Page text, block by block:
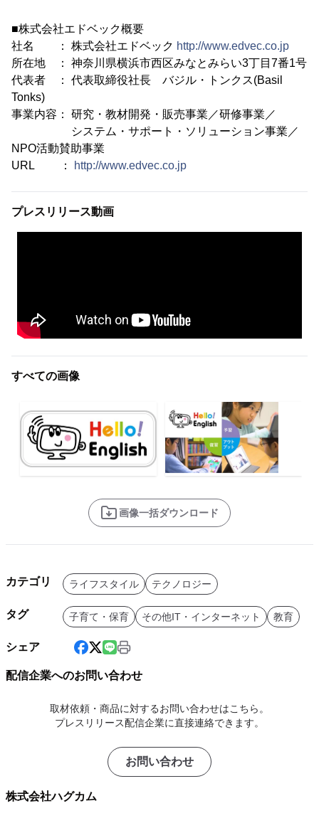
■株式会社エドベック概要
社名 ： 株式会社エドベック http://www.edvec.co.jp
所在地 ： 神奈川県横浜市西区みなとみらい3丁目7番1号
代表者 ： 代表取締役社長 バジル・トンクス(Basil
Tonks)
事業内容： 研究・教材開発・販売事業／研修事業／
システム・サポート・ソリューション事業／
NPO活動賛助事業
URL ：
http://www.edvec.co.jp
プレスリリース動画
すべての画像
画像一括ダウンロード
カテゴリ ライフスタイル テクノロジー
タグ 子育て・保育 その他IT・インターネット 教育
シェア
配信企業へのお問い合わせ
取材依頼・商品に対するお問い合わせはこちら。
プレスリリース配信企業に直接連絡できます。
お問い合わせ
株式会社ハグカム